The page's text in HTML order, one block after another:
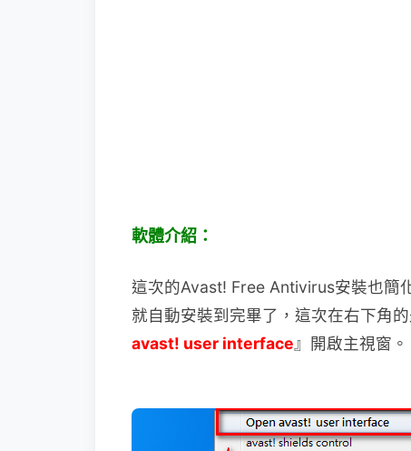
軟體介紹：
這次的Avast! Free Antivirus安裝也簡
就自動安裝到完畢了，這次在右下角
avast! user interface 』開啟主視窗。